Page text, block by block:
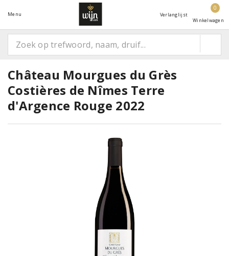
Menu Verlanglijst
0
Winkelwagen
Château Mourgues du Grès
Costières de Nîmes Terre
d'Argence Rouge 2022